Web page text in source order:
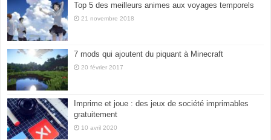
Top 5 des meilleurs animes aux voyages temporels
21 novembre 2018
7 mods qui ajoutent du piquant à Minecraft
20 février 2017
Imprime et joue : des jeux de société imprimables
gratuitement
10 avril 2020